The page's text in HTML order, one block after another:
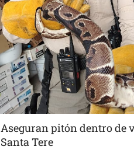
Aseguran pitón dentro de
Santa Tere